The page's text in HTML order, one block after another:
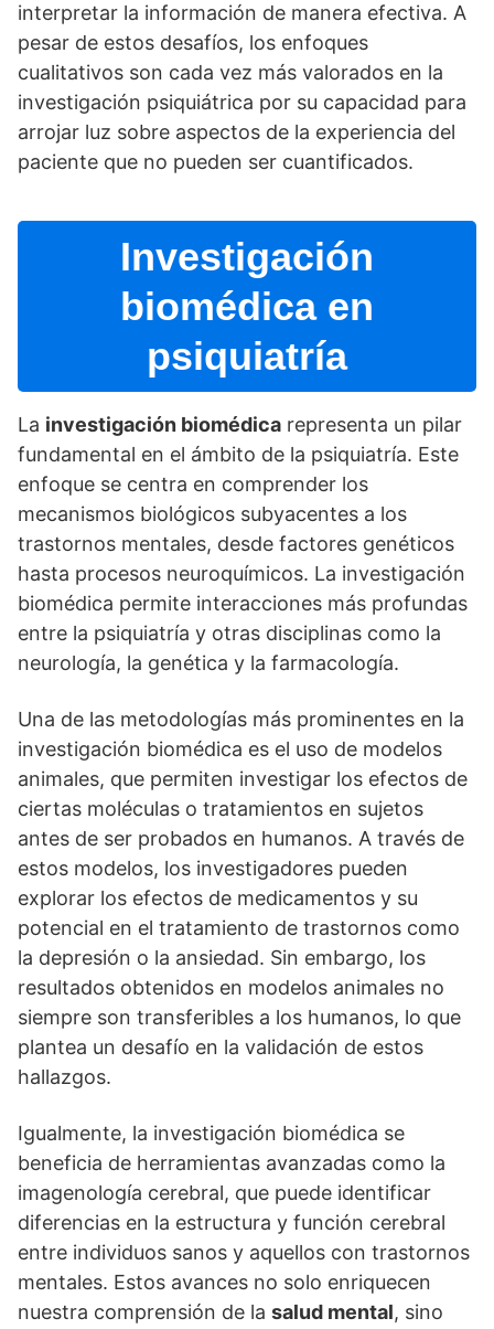
interpretar la información de manera efectiva. A
pesar de estos desafí­os, los enfoques
cualitativos son cada vez más valorados en la
investigación psiquiátrica por su capacidad para
arrojar luz sobre aspectos de la experiencia del
paciente que no pueden ser cuantificados.
Investigación
biomédica en
psiquiatrí­a
La investigación biomédica representa un pilar
fundamental en el ámbito de la psiquiatrí­a. Este
enfoque se centra en comprender los
mecanismos biológicos subyacentes a los
trastornos mentales, desde factores genéticos
hasta procesos neuroquí­micos. La investigación
biomédica permite interacciones más profundas
entre la psiquiatrí­a y otras disciplinas como la
neurologí­a, la genética y la farmacologí­a.
Una de las metodologí­as más prominentes en la
investigación biomédica es el uso de modelos
animales, que permiten investigar los efectos de
ciertas moléculas o tratamientos en sujetos
antes de ser probados en humanos. A través de
estos modelos, los investigadores pueden
explorar los efectos de medicamentos y su
potencial en el tratamiento de trastornos como
la depresión o la ansiedad. Sin embargo, los
resultados obtenidos en modelos animales no
siempre son transferibles a los humanos, lo que
plantea un desafí­o en la validación de estos
hallazgos.
Igualmente, la investigación biomédica se
beneficia de herramientas avanzadas como la
imagenologí­a cerebral, que puede identificar
diferencias en la estructura y función cerebral
entre individuos sanos y aquellos con trastornos
mentales. Estos avances no solo enriquecen
nuestra comprensión de la salud mental, sino